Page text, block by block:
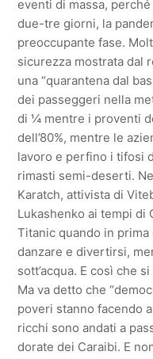
eventi di massa,
due-tre giorni, la
preoccupante fase.
sicurezza mostrata dal
una “quarantena dal
dei passeggeri nella
di ¼ mentre i proventi
dell’80%, mentre le
lavoro e perfino i tifosi
rimasti semi-deserti.
Karatch, attivista di
Lukashenko ai tempi di
Titanic quando in
danzare e divertirsi,
sott’acqua. E così che
Ma va detto che
poveri stanno facendo
ricchi sono andati a
dorate dei Caraibi. E